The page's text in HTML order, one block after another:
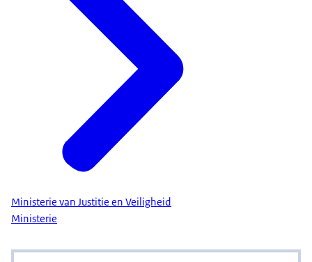
Ministerie van Justitie en Veiligheid
Ministerie